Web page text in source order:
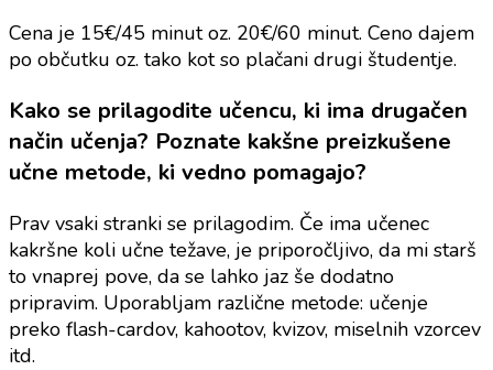
Cena je 15€/45 minut oz. 20€/60 minut. Ceno dajem
po občutku oz. tako kot so plačani drugi študentje.
Kako se prilagodite učencu, ki ima drugačen
način učenja? Poznate kakšne preizkušene
učne metode, ki vedno pomagajo?
Prav vsaki stranki se prilagodim. Če ima učenec
kakršne koli učne težave, je priporočljivo, da mi starš
to vnaprej pove, da se lahko jaz še dodatno
pripravim. Uporabljam različne metode: učenje
preko flash-cardov, kahootov, kvizov, miselnih vzorcev
itd.